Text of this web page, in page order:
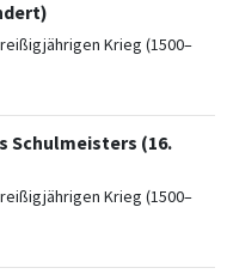
Krieg (1500–
Schulmeisters (16.
Krieg (1500–